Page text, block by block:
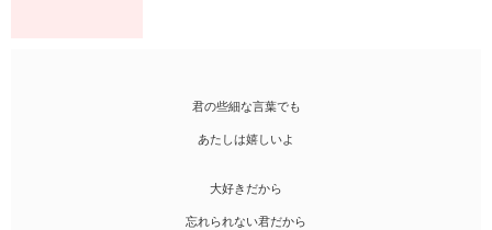
君の些細な言葉でも
あたしは嬉しいよ
大好きだから
忘れられない君だから